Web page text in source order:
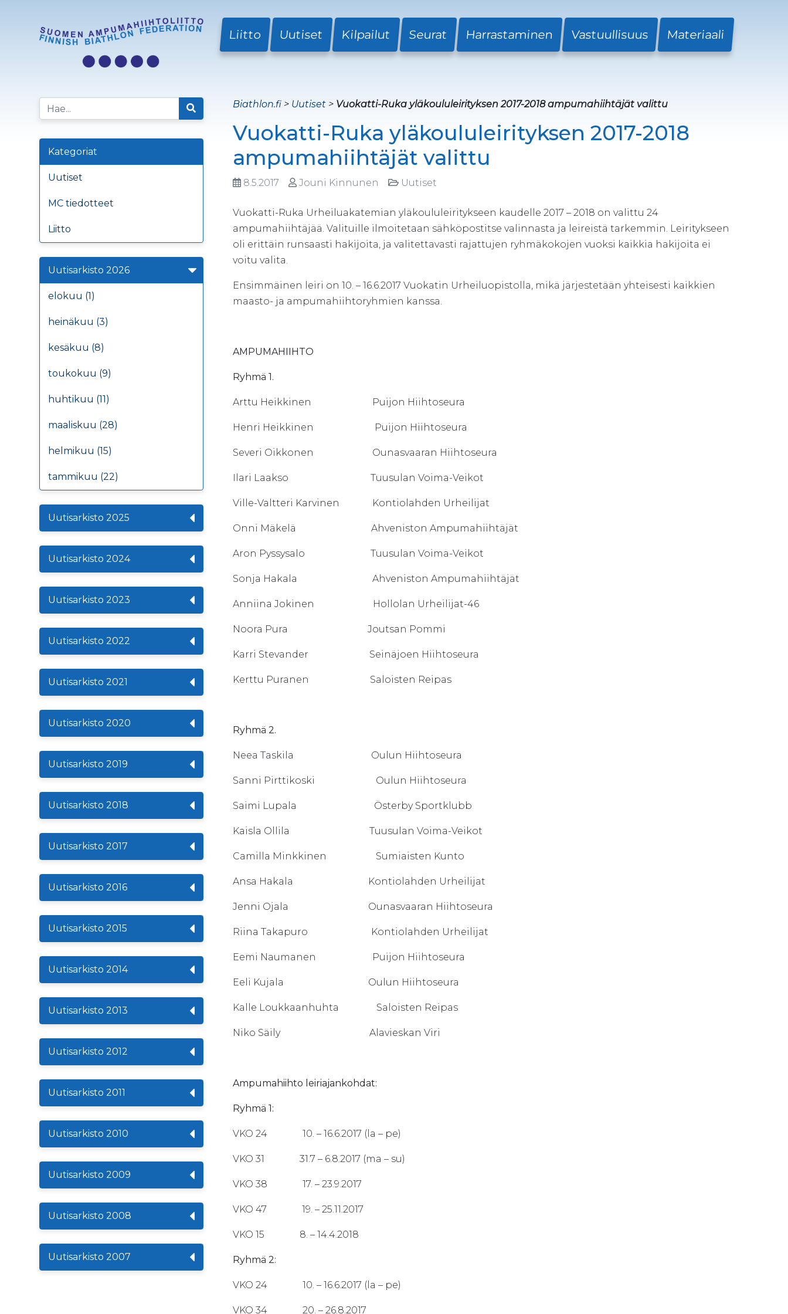
Liitto Uutiset Kilpailut Seurat Harrastaminen Vastuullisuus Materiaali
Kategoriat
Uutiset
MC tiedotteet
Liitto
Uutisarkisto 2026
elokuu (1)
heinäkuu (3)
kesäkuu (8)
toukokuu (9)
huhtikuu (11)
maaliskuu (28)
helmikuu (15)
tammikuu (22)
Uutisarkisto 2025
Uutisarkisto 2024
Uutisarkisto 2023
Uutisarkisto 2022
Uutisarkisto 2021
Uutisarkisto 2020
Uutisarkisto 2019
Uutisarkisto 2018
Uutisarkisto 2017
Uutisarkisto 2016
Uutisarkisto 2015
Uutisarkisto 2014
Uutisarkisto 2013
Uutisarkisto 2012
Uutisarkisto 2011
Uutisarkisto 2010
Uutisarkisto 2009
Uutisarkisto 2008
Uutisarkisto 2007
Biathlon.fi > Uutiset > Vuokatti-Ruka yläkoululeirityksen 2017-2018 ampumahiihtäjät valittu
Vuokatti-Ruka yläkoululeirityksen 2017-2018
ampumahiihtäjät valittu
8.5.2017 Jouni Kinnunen Uutiset
Vuokatti-Ruka Urheiluakatemian yläkoululeiritykseen kaudelle 2017 – 2018 on valittu 24
ampumahiihtäjää. Valituille ilmoitetaan sähköpostitse valinnasta ja leireistä tarkemmin. Leiritykseen
oli erittäin runsaasti hakijoita, ja valitettavasti rajattujen ryhmäkokojen vuoksi kaikkia hakijoita ei
voitu valita.
Ensimmäinen leiri on 10. – 16.6.2017 Vuokatin Urheiluopistolla, mikä järjestetään yhteisesti kaikkien
maasto- ja ampumahiihtoryhmien kanssa.
AMPUMAHIIHTO
Ryhmä 1.
Arttu Heikkinen Puijon Hiihtoseura
Henri Heikkinen Puijon Hiihtoseura
Severi Oikkonen Ounasvaaran Hiihtoseura
Ilari Laakso Tuusulan Voima-Veikot
Ville-Valtteri Karvinen Kontiolahden Urheilijat
Onni Mäkelä Ahveniston Ampumahiihtäjät
Aron Pyssysalo Tuusulan Voima-Veikot
Sonja Hakala Ahveniston Ampumahiihtäjät
Anniina Jokinen Hollolan Urheilijat-46
Noora Pura Joutsan Pommi
Karri Stevander Seinäjoen Hiihtoseura
Kerttu Puranen Saloisten Reipas
Ryhmä 2.
Neea Taskila Oulun Hiihtoseura
Sanni Pirttikoski Oulun Hiihtoseura
Saimi Lupala Österby Sportklubb
Kaisla Ollila Tuusulan Voima-Veikot
Camilla Minkkinen Sumiaisten Kunto
Ansa Hakala Kontiolahden Urheilijat
Jenni Ojala Ounasvaaran Hiihtoseura
Riina Takapuro Kontiolahden Urheilijat
Eemi Naumanen Puijon Hiihtoseura
Eeli Kujala Oulun Hiihtoseura
Kalle Loukkaanhuhta Saloisten Reipas
Niko Säily Alavieskan Viri
Ampumahiihto leiriajankohdat:
Ryhmä 1:
VKO 24 10. – 16.6.2017 (la – pe)
VKO 31 31.7 – 6.8.2017 (ma – su)
VKO 38 17. – 23.9.2017
VKO 47 19. – 25.11.2017
VKO 15 8. – 14.4.2018
Ryhmä 2:
VKO 24 10. – 16.6.2017 (la – pe)
VKO 34 20. – 26.8.2017